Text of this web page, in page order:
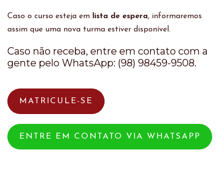
Caso o curso esteja em lista de espera, informaremos
assim que uma nova turma estiver disponível.
Caso não receba, entre em contato com a
gente pelo WhatsApp: (98) 98459-9508.
MATRICULE-SE
ENTRE EM CONTATO VIA WHATSAPP